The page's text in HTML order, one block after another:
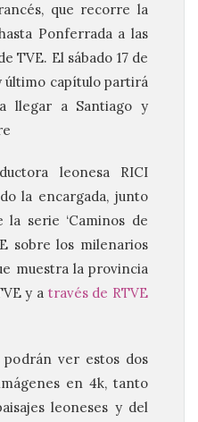
que recorre la
Ponferrada a las
TVE. El sábado 17 de
último capítulo partirá
llegar a Santiago y
leonesa RICI
la encargada, junto
serie ‘Caminos de
sobre los milenarios
muestra la provincia
y a través de RTVE
podrán ver estos dos
en 4k, tanto
leoneses y del